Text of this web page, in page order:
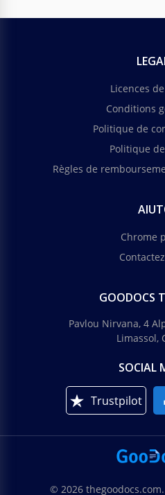
Licences
Conditions
Politique de
Politique
Règles de
Chrome
GOODOCS
Pavlou Nirvana, 4
Limassol,
SOCIAL
Trustpilot
© 2026